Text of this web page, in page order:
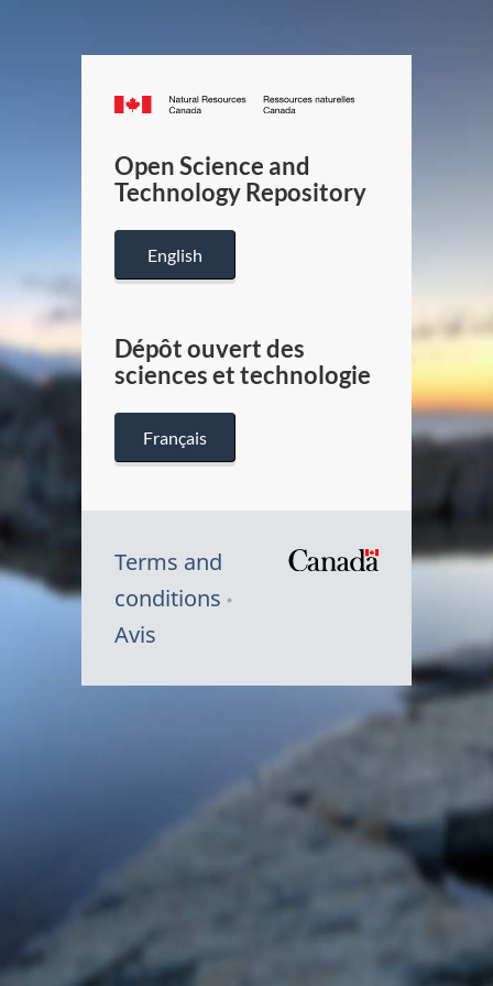
Canada.ca
/
Canada
Open Science and
Technology Repository
English
Dépôt ouvert des
sciences et technologie
Français
Terms and
conditions
Avis
du